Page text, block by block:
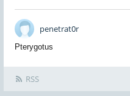
penetrat0r
Pterygotus
RSS